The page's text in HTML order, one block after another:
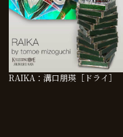
RAIKA：溝口朋瑛［ドライ］